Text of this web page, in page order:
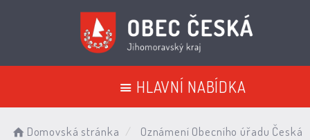
HLAVNÍ NABÍDKA
Domovská stránka
Oznámení Obecního úřadu Česká